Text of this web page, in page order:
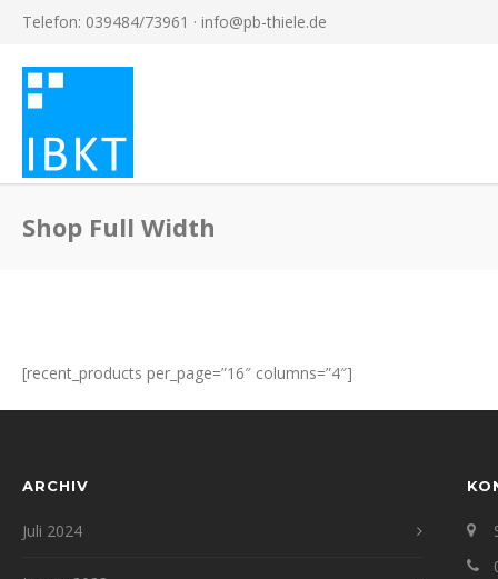
Telefon: 039484/73961 · info@pb-thiele.de
Shop Full Width
[recent_products per_page=”16″ columns=”4″]
ARCHIV
Juli 2024